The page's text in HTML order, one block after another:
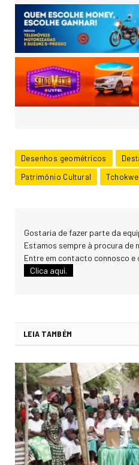
Desenhos geométricos
Património Cultural
Tchokwe
Gostaria de fazer parte da
Estamos sempre à procura de
Entre em contacto connosco e
Clica aqui.
LEIA TAMBÉM